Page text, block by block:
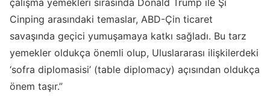
çalışma yemekleri sırasında Donald Trump ile Şi
Cinping arasındaki temaslar, ABD-Çin ticaret
savaşında geçici yumuşamaya katkı sağladı. Bu tarz
yemekler oldukça önemli olup, Uluslararası ilişkilerdeki
‘sofra diplomasisi’ (table diplomacy) açısından oldukça
önem taşır.”